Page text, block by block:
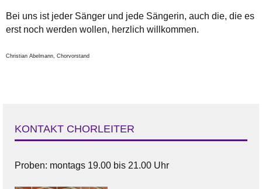
Bei uns ist jeder Sänger und jede Sängerin, auch die, die es
erst noch werden wollen, herzlich willkommen.
Christian Abelmann, Chorvorstand
KONTAKT CHORLEITER
Proben: montags 19.00 bis 21.00 Uhr